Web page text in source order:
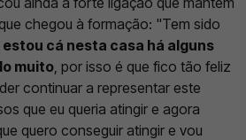
chegou à formação: "Tem sido
estou cá nesta casa há alguns
muito , por isso é que fico tão feliz
continuar a representar este
que eu queria atingir e agora
quero conseguir atingir e vou